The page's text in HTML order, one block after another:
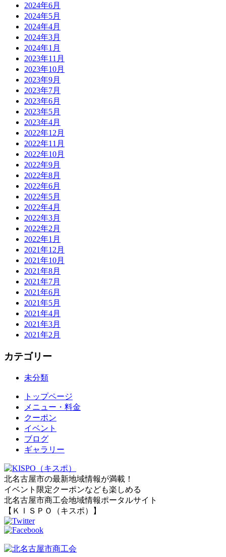
2024年6月
2024年5月
2024年4月
2024年3月
2024年1月
2023年11月
2023年10月
2023年9月
2023年7月
2023年6月
2023年5月
2023年4月
2022年12月
2022年11月
2022年10月
2022年9月
2022年8月
2022年6月
2022年5月
2022年4月
2022年3月
2022年2月
2022年1月
2021年12月
2021年10月
2021年8月
2021年7月
2021年6月
2021年5月
2021年4月
2021年3月
2021年2月
カテゴリー
未分類
トップページ
メニュー・料金
クーポン
イベント
ブログ
ギャラリー
北名古屋市の最新地域情報が満載！
イベント限定クーポンなども楽しめる
北名古屋市商工会地域情報ポータルサイト
【ＫＩＳＰＯ（キスポ）】